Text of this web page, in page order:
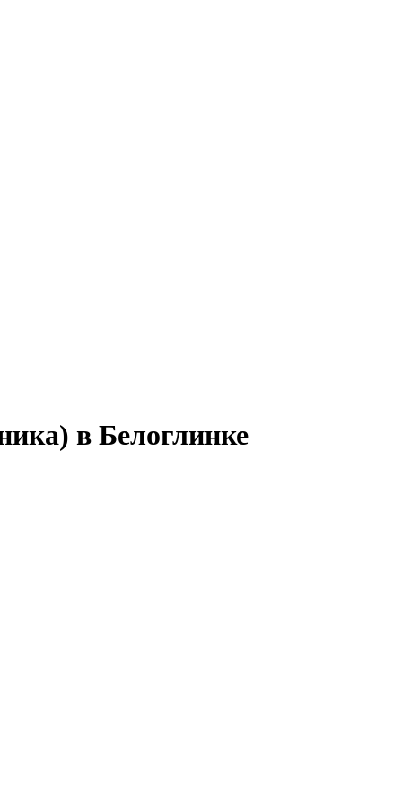
в Белоглинке